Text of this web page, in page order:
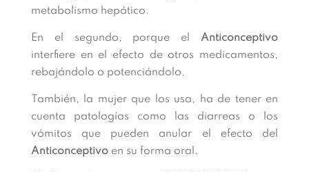
metabolismo hepático.
En el segundo, porque elAnticonceptivo
interfiere en el efecto de otros medicamentos,
rebajándolo o potenciándolo.
También, la mujer que los usa, ha de tener en
cuenta patologías como las diarreas o los
vómitos que pueden anular el efecto del
Anticonceptivoen su forma oral.